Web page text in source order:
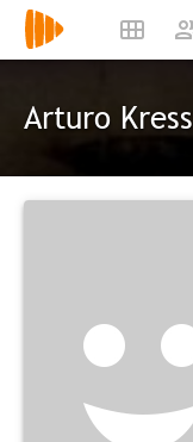
Arturo Kress